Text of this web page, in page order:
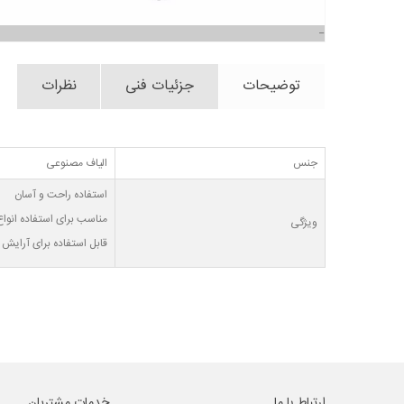
توضیحات جزئیات فنی نظرات
جنس الیاف مصنوعی
ویژگی
استفاده راحت و آسان
مناسب برای استفاده
قابل استفاده برای